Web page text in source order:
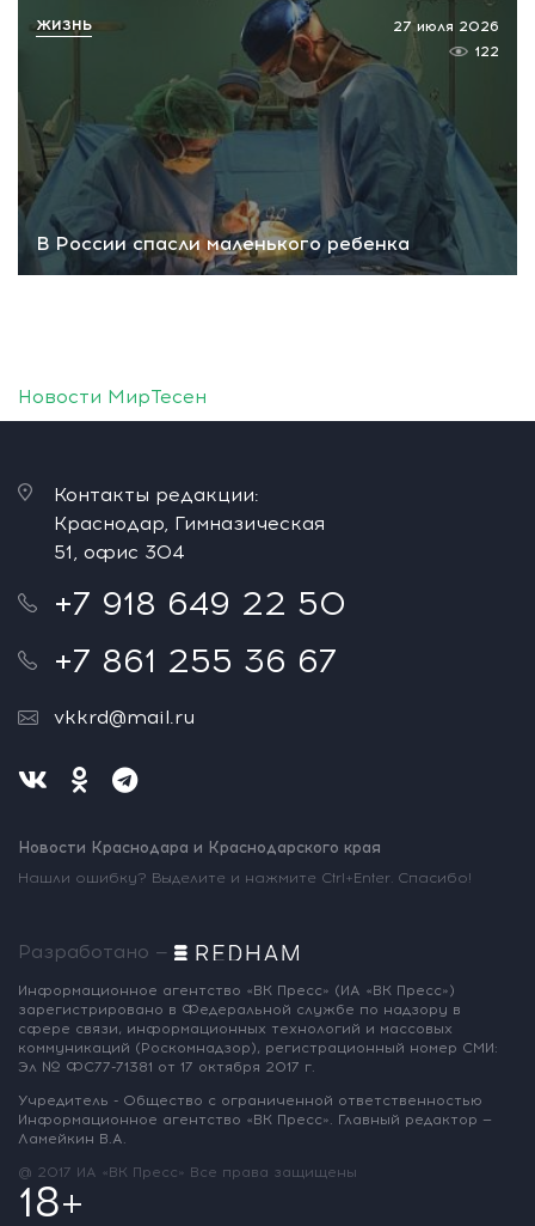
В России спасли маленького ребенка
27 июля 2026
122
ЖИЗНЬ
Новости МирТесен
Контакты редакции:
Краснодар, Гимназическая
51, офис 304
+7 918 649 22 50
+7 861 255 36 67
vkkrd@mail.ru
Новости Краснодара и Краснодарского края
Нашли ошибку? Выделите и нажмите Ctrl+Enter. Спасибо!
Разработано —
Информационное агентство «ВК Пресс» (ИА «ВК Пресс»)
зарегистрировано в Федеральной службе по надзору в
сфере связи, информационных технологий и массовых
коммуникаций (Роскомнадзор), регистрационный номер СМИ:
Эл № ФС77-71381 от 17 октября 2017 г.
Учредитель - Общество с ограниченной ответственностью
Информационное агентство «ВК Пресс». Главный редактор —
Ламейкин В.А.
@ 2017 ИА «ВК Пресс» Все права защищены
18+